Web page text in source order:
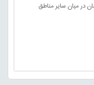
در میان سایر مناطق